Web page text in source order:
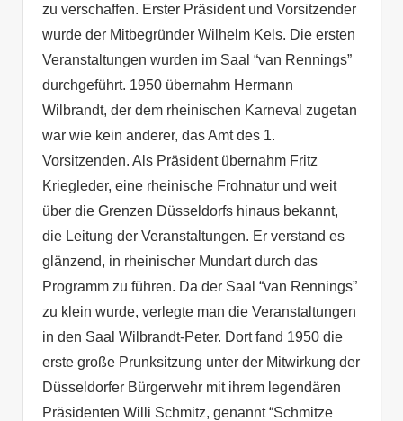
zu verschaffen. Erster Präsident und Vorsitzender
wurde der Mitbegründer Wilhelm Kels. Die ersten
Veranstaltungen wurden im Saal “van Rennings”
durchgeführt. 1950 übernahm Hermann
Wilbrandt, der dem rheinischen Karneval zugetan
war wie kein anderer, das Amt des 1.
Vorsitzenden. Als Präsident übernahm Fritz
Kriegleder, eine rheinische Frohnatur und weit
über die Grenzen Düsseldorfs hinaus bekannt,
die Leitung der Veranstaltungen. Er verstand es
glänzend, in rheinischer Mundart durch das
Programm zu führen. Da der Saal “van Rennings”
zu klein wurde, verlegte man die Veranstaltungen
in den Saal Wilbrandt-Peter. Dort fand 1950 die
erste große Prunksitzung unter der Mitwirkung der
Düsseldorfer Bürgerwehr mit ihrem legendären
Präsidenten Willi Schmitz, genannt “Schmitze